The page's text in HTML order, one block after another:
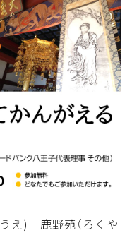
え) 鹿野苑（ろくや